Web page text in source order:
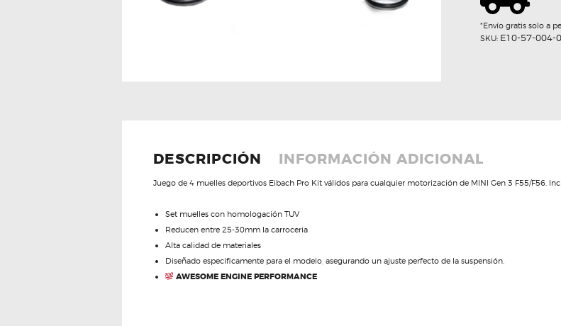
EIBACH
*Envío gratis solo a
SKU: E10-57-004-
DESCRIPCIÓN INFORMACIÓN ADICIONAL
Juego de 4 muelles deportivos Eibach Pro Kit válidos para cualquier motorización de MINI Gen 3 F55/F56.
Set muelles con homologación TUV
Reducen entre 25-30mm la carroceria
Alta calidad de materiales
Diseñado especificamente para el modelo, asegurando un ajuste perfecto de la suspensión.
AWESOME ENGINE PERFORMANCE